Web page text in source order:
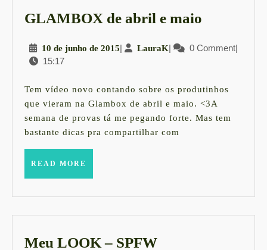
GLAMBOX de abril e maio
abril
maio
10 de junho de 201510
de
2015
| LauraKLauraK
| 0 Comment|
15:17
Tem vídeo novo contando sobre os produtinhos
que vieram na Glambox de abril e maio. <3A
semana de provas tá me pegando forte. Mas tem
bastante dicas pra compartilhar com
READ MORE
Meu LOOK – SPFWMeu